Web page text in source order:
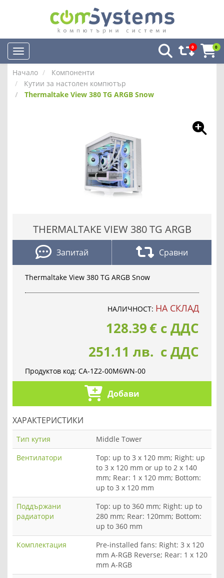
0 0
Начало
Компоненти
Кутии за настолен компютър
Thermaltake View 380 TG ARGB Snow
THERMALTAKE VIEW 380 TG ARGB
Запитай Сравни
Thermaltake View 380 TG ARGB Snow
НАЛИЧНОСТ: НА СКЛАД
128.39€ с ДДС
251.11 лв. с ДДС
Продуктов код: CA-1Z2-00M6WN-00
Добави
ХАРАКТЕРИСТИКИ
Тип кутия
Middle Tower
Вентилатори
Top: up to 3 x 120 mm; Right: up
to 3 x 120 mm or up to 2 x 140
mm; Rear: 1 x 120 mm; Bottom:
up to 3 x 120 mm
Поддържани
радиатори
Top: up to 360 mm; Right: up to
280 mm; Rear: 120mm; Bottom:
up to 360 mm
Комплектация
Pre-installed fans: Right: 3 x 120
mm A-RGB Reverse; Rear: 1 x 120
mm A-RGB